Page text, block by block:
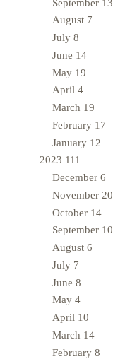
September 13
August 7
July 8
June 14
May 19
April 4
March 19
February 17
January 12
2023 111
December 6
November 20
October 14
September 10
August 6
July 7
June 8
May 4
April 10
March 14
February 8